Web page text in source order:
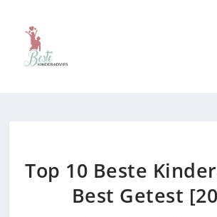
Top 10 Beste
Best Getest